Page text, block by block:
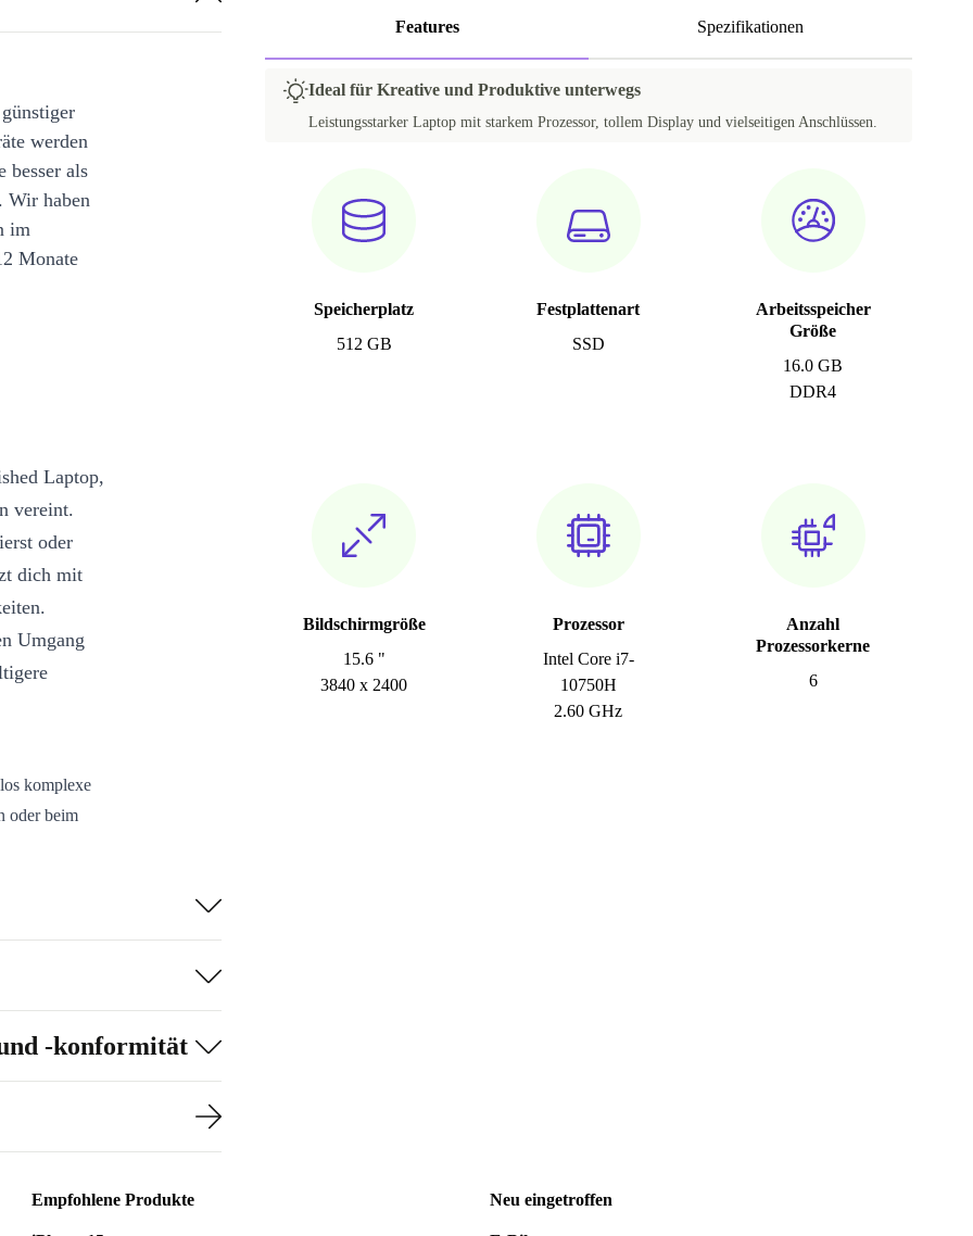
Features Spezifikationen
Ideal für Kreative und Produktive unterwegs
Leistungsstarker Laptop mit starkem Prozessor, tollem Display und vielseitigen Anschlüssen.
Speicherplatz
512 GB
Festplattenart
SSD
Arbeitsspeicher
Größe
16.0 GB
DDR4
Bildschirmgröße
15.6 "
3840 x 2400
Prozessor
Intel Core i7-
10750H
2.60 GHz
Anzahl
Prozessorkerne
6
werden
besser als
Wir haben
im
Monate
Laptop,
vereint.
oder
dich mit
Umgang
komplexe
oder beim
und
oder auf
-konformität
Empfohlene Produkte Neu eingetroffen